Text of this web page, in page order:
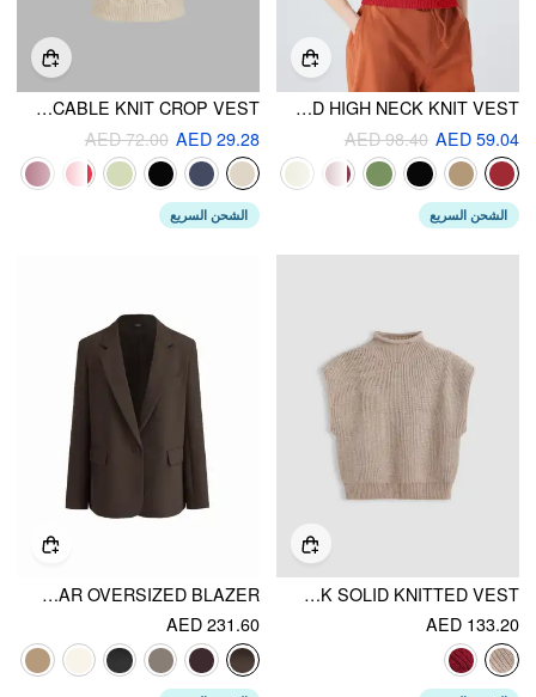
SOLID HIGH NECK KNIT VEST
AED 59.04
AED 98.40
الشحن السريع
HIGH NECK SOLID CABLE KNIT CROP VEST
AED 29.28
AED 72.00
الشحن السريع
HIGH NECK SOLID KNITTED VEST
AED 133.20
NOTCHED COLLAR OVERSIZED BLAZER
AED 231.60